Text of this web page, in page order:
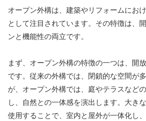
オープン外構は、建築やリフォームにお
として注目されています。その特徴は、
ンと機能性の両立です。
まず、オープン外構の特徴の一つは、開
です。従来の外構では、閉鎖的な空間が
が、オープン外構では、庭やテラスなど
し、自然との一体感を演出します。大き
使用することで、室内と屋外が一体化し